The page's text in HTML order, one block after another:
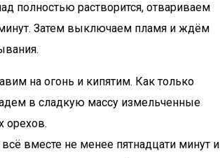
полностью растворится, отвариваем
Затем выключаем пламя и ждём
на огонь и кипятим. Как только
в сладкую массу измельченные
орехов.
вместе не менее пятнадцати минут и